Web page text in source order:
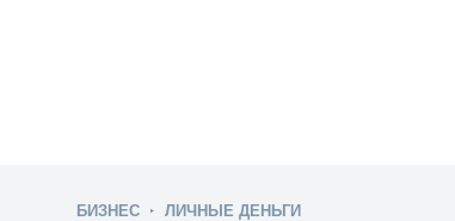
БИЗНЕС ЛИЧНЫЕ ДЕНЬГИ